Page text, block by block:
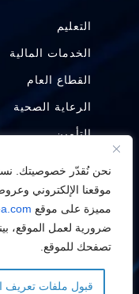
نحن نُقدّر خصوصيتك.
موقعنا الإلكتروني
مميزة على موقع
ضرورية لعمل الموقع،
تصفحك للموقع.
قبول ملفات تعريف
التعليم
الخدمات المالية
القطاع العام
الرعاية الصحية
التأمين
النفط والغاز
© 2008 – 2026 شركة سكوير وان تكنولوجيز